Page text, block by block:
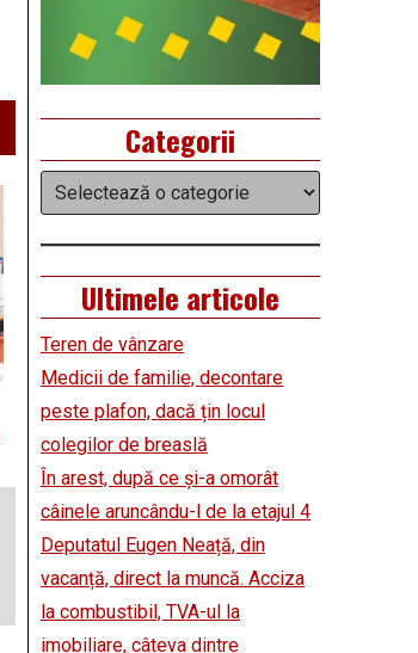
Categorii
Categorii
Ultimele articole
Teren de vânzare
Medicii de familie, decontare
peste plafon, dacă țin locul
colegilor de breaslă
În arest, după ce și-a omorât
câinele aruncându-l de la etajul 4
Deputatul Eugen Neață, din
vacanță, direct la muncă. Acciza
la combustibil, TVA-ul la
imobiliare, câteva dintre